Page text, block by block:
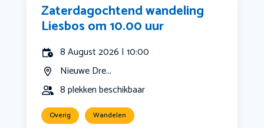
Zaterdagochtend wandeling
Liesbos om 10.00 uur
8 August 2026 | 10:00
Nieuwe Dre...
8 plekken beschikbaar
Overig Wandelen